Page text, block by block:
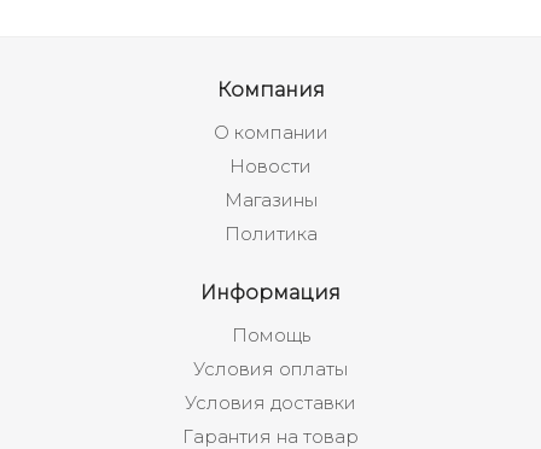
Компания
О компании
Новости
Магазины
Политика
Информация
Помощь
Условия оплаты
Условия доставки
Гарантия на товар